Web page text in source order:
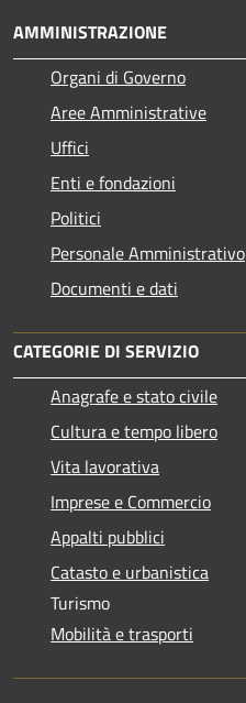
AMMINISTRAZIONE
Organi di Governo
Aree Amministrative
Uffici
Enti e fondazioni
Politici
Personale Amministrativo
Documenti e dati
CATEGORIE DI SERVIZIO
Anagrafe e stato civile
Cultura e tempo libero
Vita lavorativa
Imprese e Commercio
Appalti pubblici
Catasto e urbanistica
Turismo
Mobilità e trasporti